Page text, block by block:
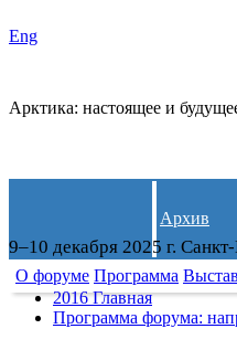
Eng
Арктика: настоящее и
9–10 декабря 2025 г.
Архив
О форуме Программа
2016 Главная
Программа форума: